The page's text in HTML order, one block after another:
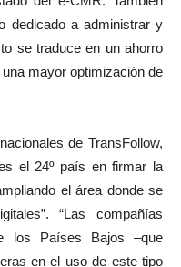
dedicado a administrar y
se traduce en un ahorro
mayor optimización de
de TransFollow,
el 24º país en firmar la
el área donde se
“Las compañías
los Países Bajos –que
en el uso de este tipo